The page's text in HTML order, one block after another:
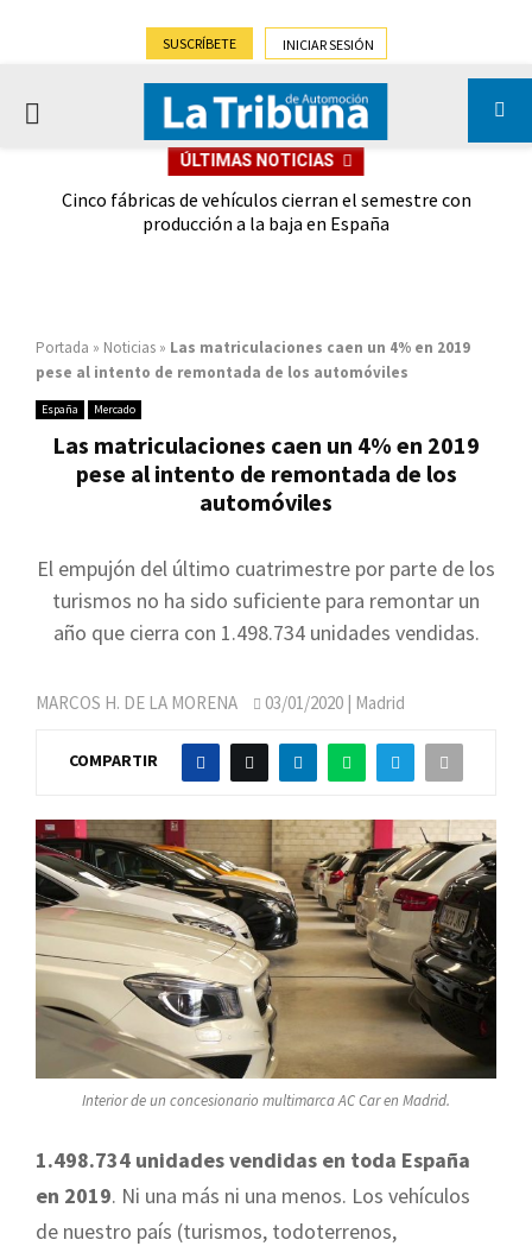
SUSCRÍBETE INICIAR SESIÓN
PRIMARY
ÚLTIMAS NOTICIAS
Cinco fábricas de vehículos cierran el semestre con
producción a la baja en España
Portada » Noticias » Las matriculaciones caen un 4% en 2019
pese al intento de remontada de los automóviles
España Mercado
Las matriculaciones caen un 4% en 2019
pese al intento de remontada de los
automóviles
El empujón del último cuatrimestre por parte de los
turismos no ha sido suficiente para remontar un
año que cierra con 1.498.734 unidades vendidas.
MARCOS H. DE LA MORENA 03/01/2020 | Madrid
COMPARTIR
Interior de un concesionario multimarca AC Car en Madrid.
1.498.734 unidades vendidas en toda España
en 2019. Ni una más ni una menos. Los vehículos
de nuestro país (turismos, todoterrenos,